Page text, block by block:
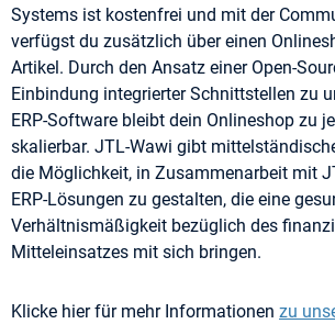
Systems ist kostenfrei und mit der
verfügst du zusätzlich über einen
Artikel. Durch den Ansatz einer Open-
Einbindung integrierter Schnittstellen zu
ERP-Software bleibt dein Onlineshop zu
skalierbar. JTL-Wawi gibt
die Möglichkeit, in Zusammenarbeit mit
ERP-Lösungen zu gestalten, die eine
Verhältnismäßigkeit bezüglich des
Mitteleinsatzes mit sich bringen.
Klicke hier für mehr Informationen zu